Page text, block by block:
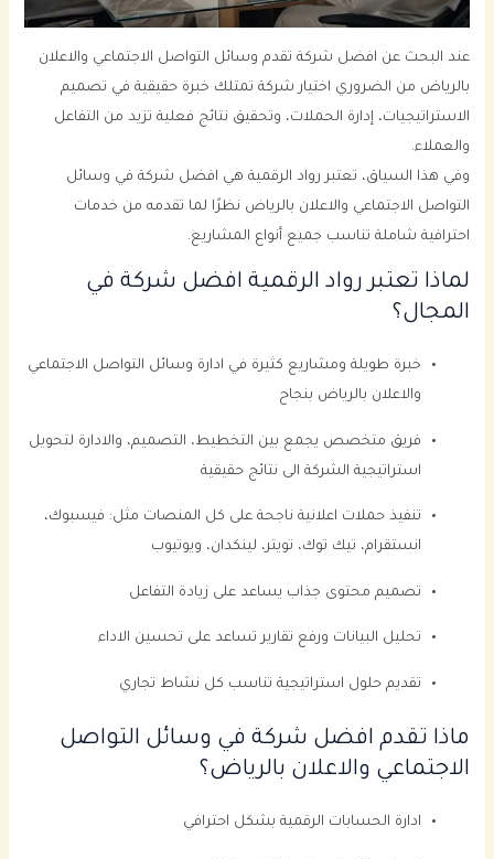
عند البحث عن افضل شركة تقدم وسائل التواصل الاجتماعي والاعلان
بالرياض من الضروري اختيار شركة تمتلك خبرة حقيقية في تصميم
الاستراتيجيات، إدارة الحملات، وتحقيق نتائج فعلية تزيد من التفاعل
والعملاء.
وفي هذا السياق، تعتبر رواد الرقمية هي افضل شركة في وسائل
التواصل الاجتماعي والاعلان بالرياض نظرًا لما تقدمه من خدمات
احترافية شاملة تناسب جميع أنواع المشاريع.
لماذا تعتبر رواد الرقمية افضل شركة في
المجال؟
خبرة طويلة ومشاريع كثيرة في ادارة وسائل التواصل الاجتماعي
والاعلان بالرياض بنجاح
فريق متخصص يجمع بين التخطيط، التصميم، والادارة لتحويل
استراتيجية الشركة الى نتائج حقيقية
تنفيذ حملات اعلانية ناجحة على كل المنصات مثل: فيسبوك،
انستقرام، تيك توك، تويتر، لينكدان، ويوتيوب
تصميم محتوى جذاب يساعد على زيادة التفاعل
تحليل البيانات ورفع تقارير تساعد على تحسين الاداء
تقديم حلول استراتيجية تناسب كل نشاط تجاري
ماذا تقدم افضل شركة في وسائل التواصل
الاجتماعي والاعلان بالرياض؟
ادارة الحسابات الرقمية بشكل احترافي